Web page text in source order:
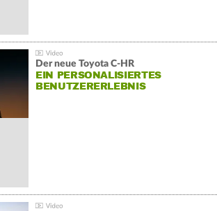
Der neue Toyota C-HR
EIN PERSONALISIERTES
BENUTZERERLEBNIS